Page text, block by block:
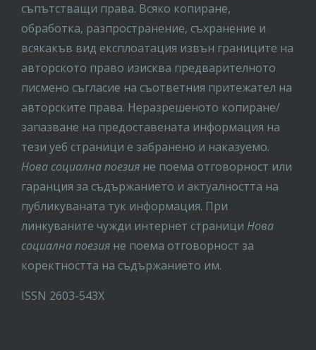
съпътстващи права. Всяко копиране,
обработка, разпространение, съхранение и
всякакъв вид експлоатация извън границите на
авторското право изисква предварителното
писмено съгласие на съответния притежател на
авторските права. Неразрешеното копиране/
запазване на предоставената информация на
тези уеб страници е забранено и наказуемо.
Нова социална поезия не поема отговорност или
гаранция за съдържанието и актуалността на
публикуваната тук информация. При
линкуваните чужди интернет страници Нова
социална поезия не поема отговорност за
коректността на съдържанието им.
ISSN 2603-543X